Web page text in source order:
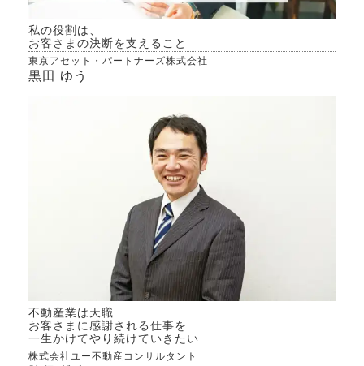
私の役割は、
お客さまの決断を支えること
東京アセット・パートナーズ株式会社
黒田 ゆう
不動産業は天職
お客さまに感謝される仕事を
一生かけてやり続けていきたい
株式会社ユー不動産コンサルタント